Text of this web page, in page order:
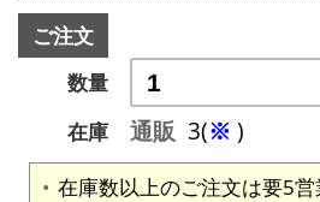
ご注文
数量
在庫
通販 3(※ )
在庫数以上のご注文は要5営